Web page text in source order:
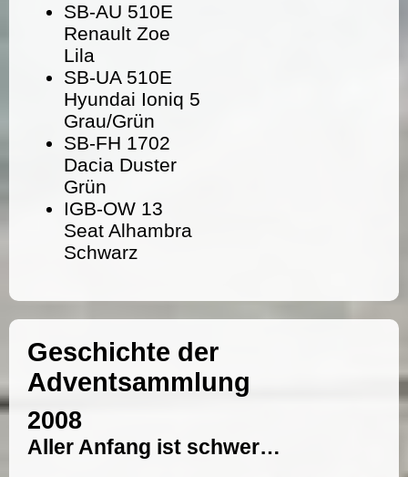
SB-AU 510E
Renault Zoe
Lila
SB-UA 510E
Hyundai Ioniq 5
Grau/Grün
SB-FH 1702
Dacia Duster
Grün
IGB-OW 13
Seat Alhambra
Schwarz
Geschichte der
Adventsammlung
2008
Aller Anfang ist schwer…